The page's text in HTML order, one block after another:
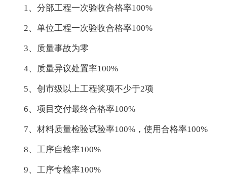
1、分部工程一次验收合格率100%
2、单位工程一次验收合格率100%
3、质量事故为零
4、质量异议处置率100%
5、创市级以上工程奖项不少于2项
6、项目交付最终合格率100%
7、材料质量检验试验率100%，使用合格率100%
8、工序自检率100%
9、工序专检率100%